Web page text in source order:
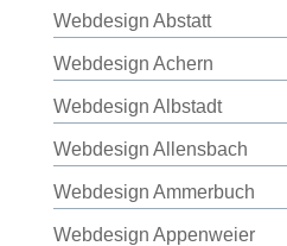
Webdesign Abstatt
Webdesign Achern
Webdesign Albstadt
Webdesign Allensbach
Webdesign Ammerbuch
Webdesign Appenweier